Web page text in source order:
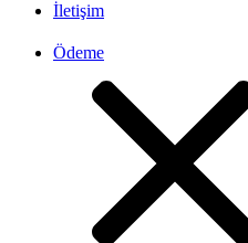
İletişim
Ödeme